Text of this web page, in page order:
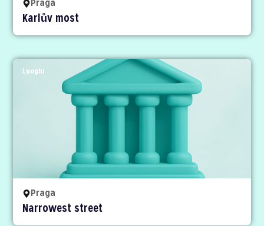
Praga
Karlův most
Luoghi
Praga
Narrowest street